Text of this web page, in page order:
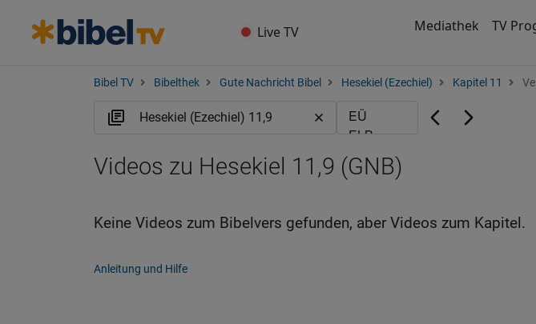
Live TV Mediathek TV
Bibel TV Bibelthek Gute Nachricht Bibel Hesekiel (Ezechiel) Kapitel 11
Videos zu Hesekiel 11,9 (GNB)
Keine Videos zum Bibelvers gefunden, aber Videos zum Kapitel.
Anleitung und Hilfe